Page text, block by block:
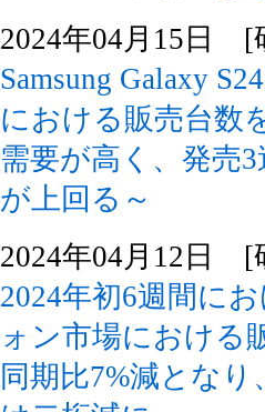
2024年04月15日 [
Samsung Galaxy
における販売台数
需要が高く、発売
が上回る～
2024年04月12日 [
2024年初6週間に
ォン市場における
同期比7%減となり